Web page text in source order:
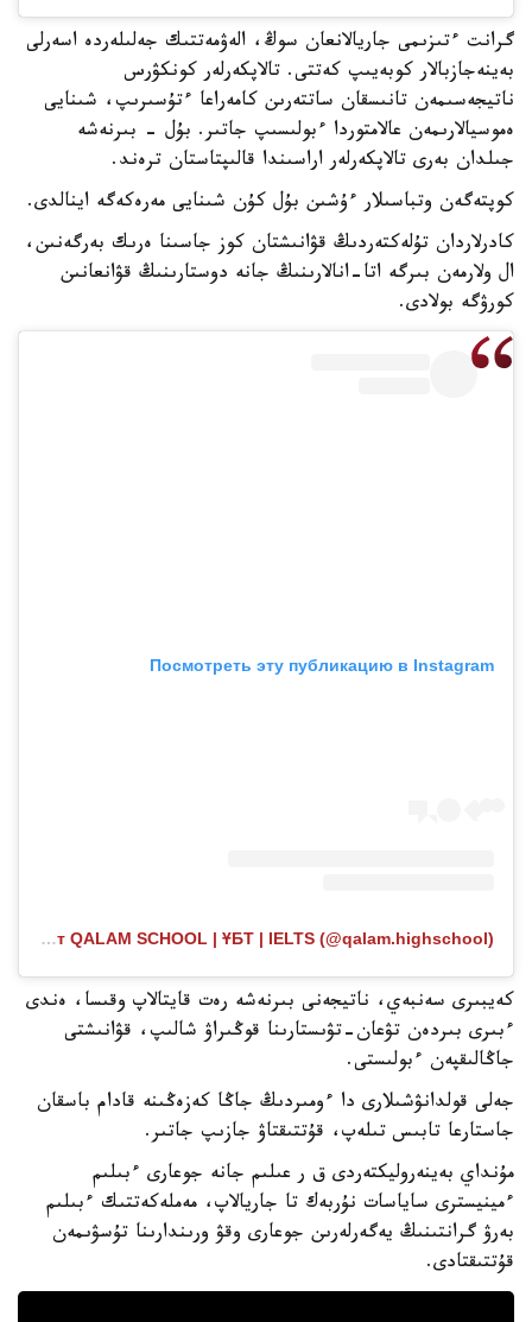
گرانت ءتىزىمى جاريالانعان سوڭ، الەۋمەتتىك جەلىلەردە اسەرلى
بەينەجازبالار كوبەيىپ كەتتى. تالاپكەرلەر كونكۋرس
ناتيجەسىمەن تانىسقان ساتتەرىن كامەراعا ءتۇسىرىپ، شىنايى
ەموسيالارىمەن عالامتوردا ءبولىسىپ جاتىر. بۇل - بىرنەشە
جىلدان بەرى تالاپكەرلەر اراسىندا قالىپتاستان ترەند.
كوپتەگەن وتباسىلار ءۇشىن بۇل كۇن شىنايى مەرەكەگە اينالدى.
كادرلاردان تۇلەكتەردىڭ قۋانىشتان كوز جاسىنا ەرىك بەرگەنىن،
ال ولارمەن بىرگە اتا-انالارىنىڭ جانە دوستارىنىڭ قۋانعانىن
كورۋگە بولادى.
Посмотреть эту публикацию в Instagram
Публикация от QALAM SCHOOL | ҰБТ | IELTS (@qalam.highschool)
كەيبىرى سەنبەي، ناتيجەنى بىرنەشە رەت قايتالاپ وقىسا، ەندى
ءبىرى بىردەن تۋعان-تۋىستارىنا قوڭىراۋ شالىپ، قۋانىشتى
جاڭالىقپەن ءبولىستى.
جەلى قولدانۋشىلارى دا ءومىردىڭ جاڭا كەزەڭىنە قادام باسقان
جاستارعا تابىس تىلەپ، قۇتتىقتاۋ جازىپ جاتىر.
مۇنداي بەينەروليكتەردى ق ر عىلىم جانە جوعارى ءبىلىم
ءمينيسترى ساياسات نۇربەك تا جاريالاپ، مەملەكەتتىك ءبىلىم
بەرۋ گرانتىنىڭ يەگەرلەرىن جوعارى وقۋ ورىندارىنا تۇسۋىمەن
قۇتتىقتادى.